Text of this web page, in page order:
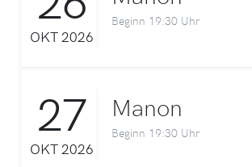
OKT 2026
Beginn 19:30 Uhr
27
OKT 2026
Manon
Beginn 19:30 Uhr